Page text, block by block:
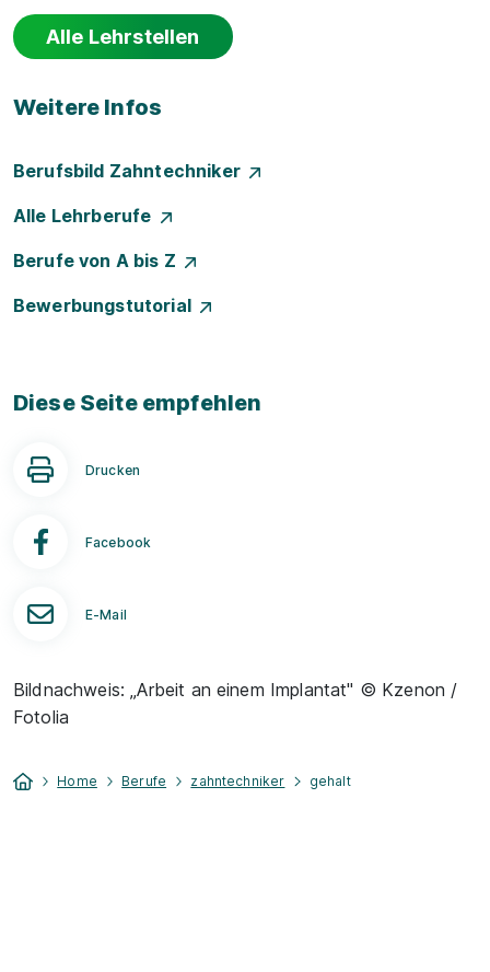
Alle Lehrstellen
Weitere Infos
Berufsbild Zahntechniker
Alle Lehrberufe
Berufe von A bis Z
Bewerbungstutorial
Diese Seite empfehlen
Drucken
Facebook
E-Mail
Bildnachweis: „Arbeit an einem Implantat" © Kzenon /
Fotolia
Home Berufe zahntechniker gehalt